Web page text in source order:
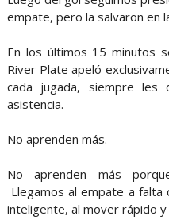
empate, pero la salvaron en
En los últimos 15 minutos
River Plate apeló
cada jugada, siempre les
asistencia.
No aprenden más.
No aprenden más
Llegamos al empate a falta
inteligente, al mover rápido